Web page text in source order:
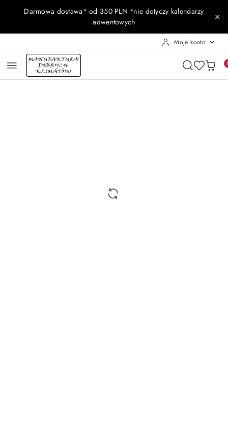
Przejdź do treści głównej
Przejdź do wyszukiwarki
Przejdź do moje konto
Przejdź do menu głównego
Przejdź do opisu produktu
Przejdź do stopki
Darmowa dostawa* od 350 PLN *nie dotyczy kalendarzy
adwentowych
Moje konto